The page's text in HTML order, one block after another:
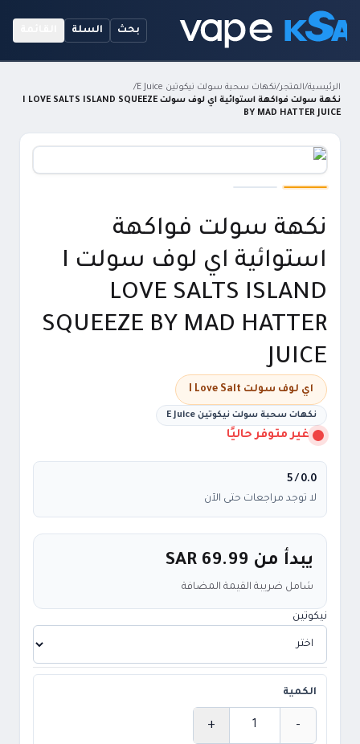
بحث السلة
الرئيسية/المتجر/نكهات سحبة سولت نيكوتين E Juice
/
نكهة سولت فواكهة استوائية اي لوف سولت I LOVE SALTS ISLAND SQUEEZE
BY MAD HATTER JUICE
نكهة سولت فواكهة
استوائية اي لوف سولت I
LOVE SALTS ISLAND
SQUEEZE BY MAD HATTER
JUICE
اي لوف سولت I Love Salt
نكهات سحبة سولت نيكوتين E Juice
غير متوفر حاليًا
0.0
/ 5
لا توجد مراجعات حتى الآن
يبدأ من SAR 69.99
شامل ضريبة القيمة المضافة
نيكوتين
الكمية
-
+